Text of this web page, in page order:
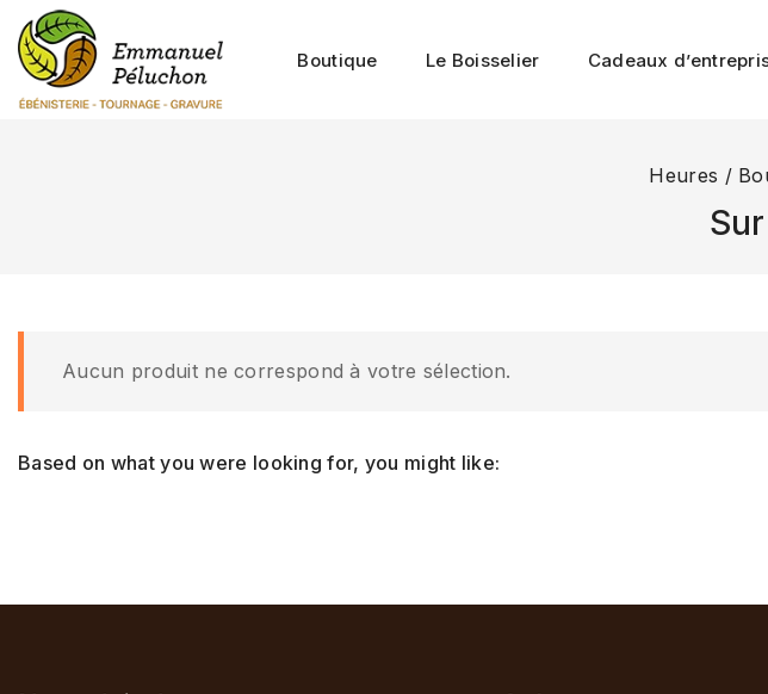
Boutique Le Boisselier Cadeaux
Heures /
Aucun produit ne correspond à votre sélection.
Based on what you were looking for, you might like: